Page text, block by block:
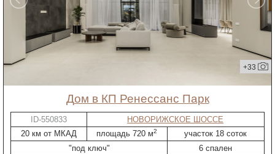
+33
дом в КП Ренессанс Парк
ID-550833
НОВОРИЖСКОЕ ШОССЕ
20 км от МКАД
площадь 720 м2
участок 18 соток
"под ключ"
6 спален